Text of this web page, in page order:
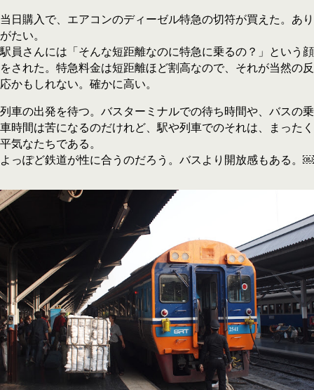
当日購入で、エアコンのディーゼル特急の切符が買えた。あり
がたい。
駅員さんには「そんな短距離なのに特急に乗るの？」という顔
をされた。特急料金は短距離ほど割高なので、それが当然の反
応かもしれない。確かに高い。
列車の出発を待つ。バスターミナルでの待ち時間や、バスの乗
車時間は苦になるのだけれど、駅や列車でのそれは、まったく
平気なたちである。
よっぽど鉄道が性に合うのだろう。バスより開放感もある。￼